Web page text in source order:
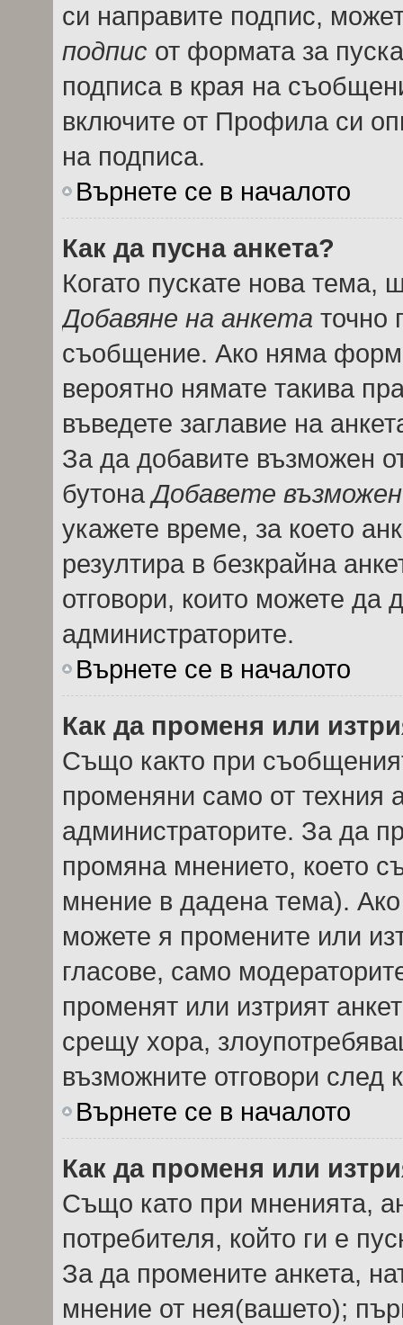
си направите подпис,
подпис от формата за
подписа в края на
включите от Профила си
на подписа.
Върнете се в началото
Как да пусна анкета?
Когато пускате нова
Добавяне на анкета точно
съобщение. Ако няма
вероятно нямате такива
въведете заглавие на
За да добавите възможен
бутонаДобавете
укажете време, за което
резултира в безкрайна
отговори, които можете да
администраторите.
Върнете се в началото
Как да променя или
Също както при
променяни само от техния
администраторите. За да
промяна мнението, което
мнение в дадена тема). Ако
можете я промените или
гласове, само
променят или изтрият
срещу хора,
възможните отговори след
Върнете се в началото
Как да променя или
Също като при мненията,
потребителя, който ги е
За да промените анкета,
мнение от нея(вашето);